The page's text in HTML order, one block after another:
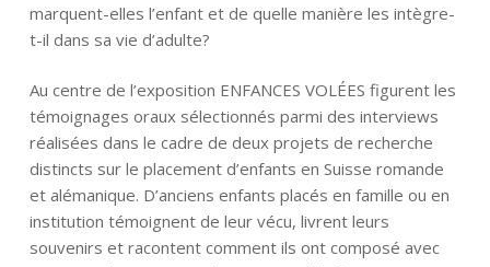
marquent-elles l’enfant et de quelle manière les intègre-
t-il dans sa vie d’adulte?
Au centre de l’exposition ENFANCES VOLÉES figurent les
témoignages oraux sélectionnés parmi des interviews
réalisées dans le cadre de deux projets de recherche
distincts sur le placement d’enfants en Suisse romande
et alémanique. D’anciens enfants placés en famille ou en
institution témoignent de leur vécu, livrent leurs
souvenirs et racontent comment ils ont composé avec